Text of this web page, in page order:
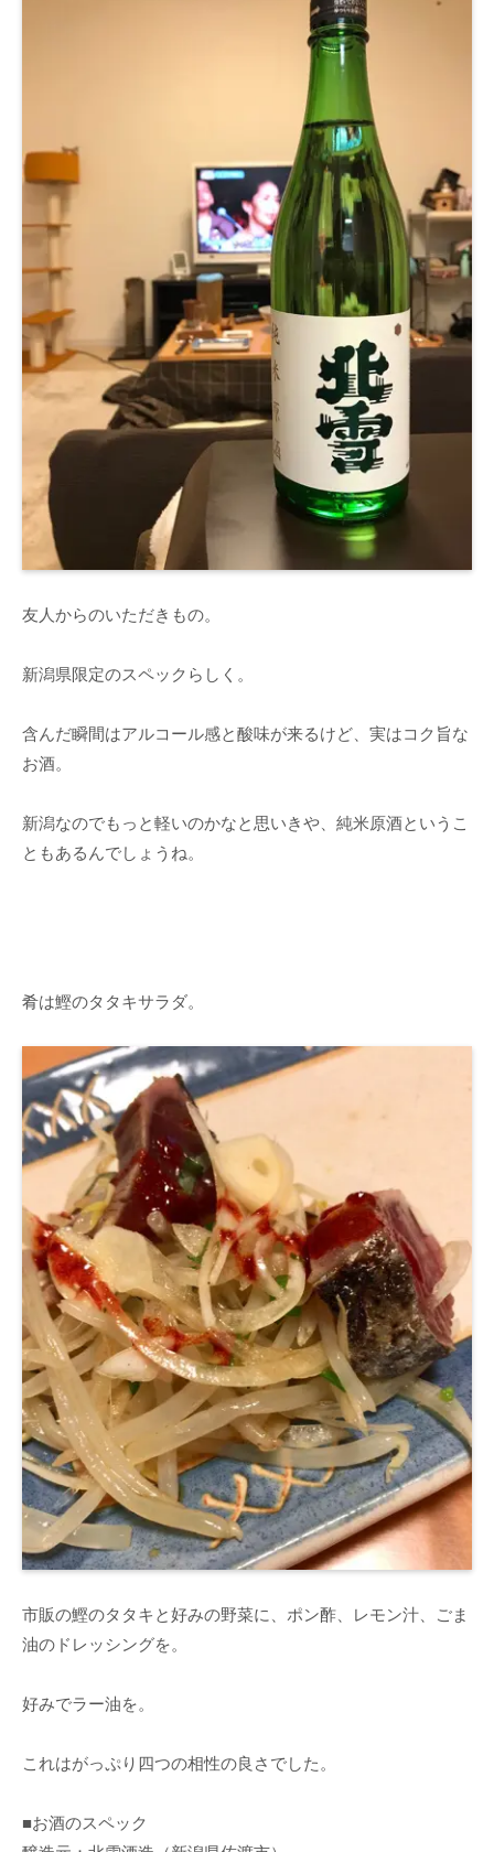
友人からのいただきもの。
新潟県限定のスペックらしく。
含んだ瞬間はアルコール感と酸味が来るけど、実はコク旨な
お酒。
新潟なのでもっと軽いのかなと思いきや、純米原酒というこ
ともあるんでしょうね。
肴は鰹のタタキサラダ。
市販の鰹のタタキと好みの野菜に、ポン酢、レモン汁、ごま
油のドレッシングを。
好みでラー油を。
これはがっぷり四つの相性の良さでした。
■お酒のスペック